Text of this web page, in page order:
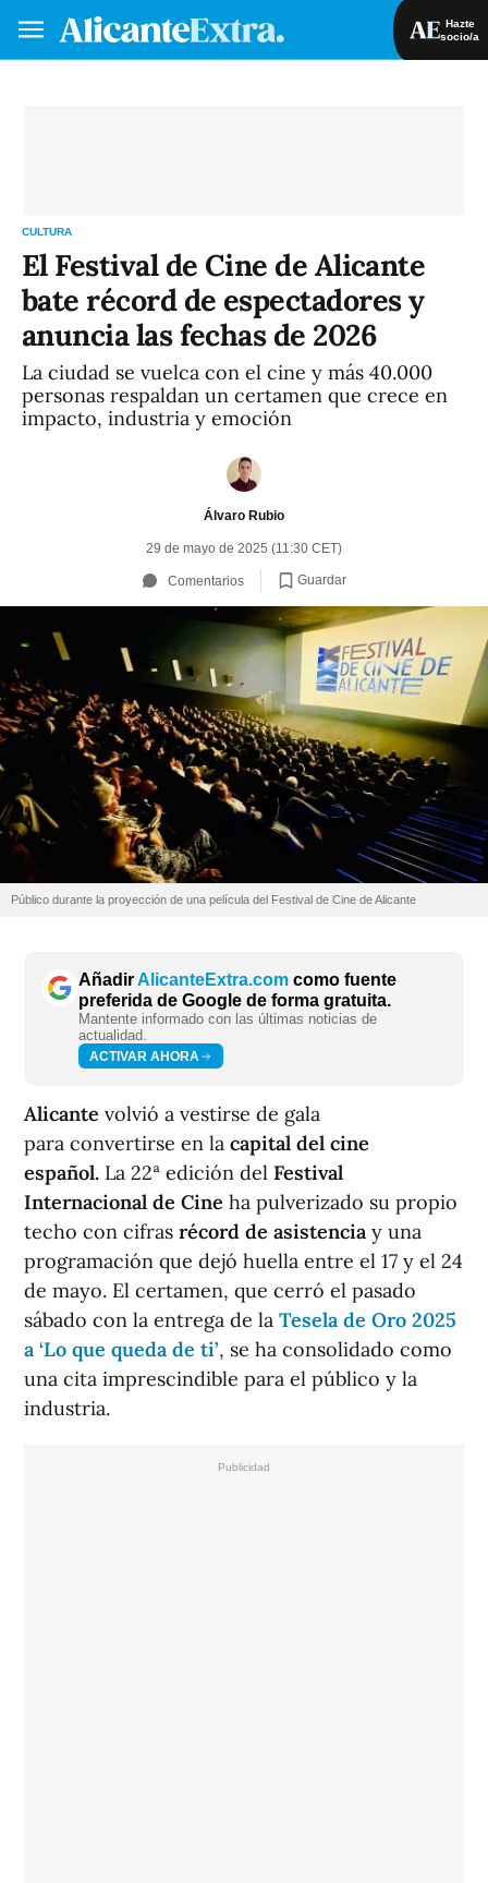
Hazte
socio/a
CULTURA
El Festival de Cine de Alicante
bate récord de espectadores y
anuncia las fechas de 2026
La ciudad se vuelca con el cine y más 40.000
personas respaldan un certamen que crece en
impacto, industria y emoción
Álvaro Rubio
29 de mayo de 2025 (11:30 CET)
Comentarios Guardar
Público durante la proyección de una película del Festival de Cine de Alicante
AñadirAlicanteExtra.com como fuente
preferida de Google de forma gratuita.
Mantente informado con las últimas noticias de
actualidad.
ACTIVAR AHORA
Alicante volvió a vestirse de gala
para convertirse en la capital del cine
español. La 22ª edición del Festival
Internacional de Cine ha pulverizado su propio
techo con cifras récord de asistencia y una
programación que dejó huella entre el 17 y el 24
de mayo. El certamen, que cerró el pasado
sábado con la entrega de la Tesela de Oro 2025
a ‘Lo que queda de ti’, se ha consolidado como
una cita imprescindible para el público y la
industria.